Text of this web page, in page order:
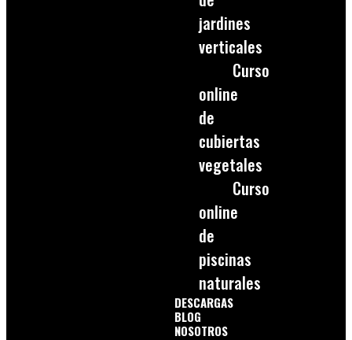
jardines
verticales
Curso
online
de
cubiertas
vegetales
Curso
online
de
piscinas
naturales
DESCARGAS
BLOG
NOSOTROS